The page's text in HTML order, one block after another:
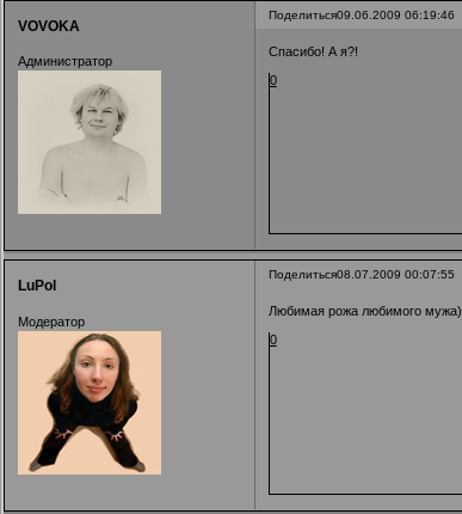
Поделиться09.06.2009 06:19:46
VOVOKA
Администратор
Спасибо! А я?!
0
Поделиться08.07.2009 00:07:55
LuPol
Модератор
Любимая рожа любимого мужа)
0